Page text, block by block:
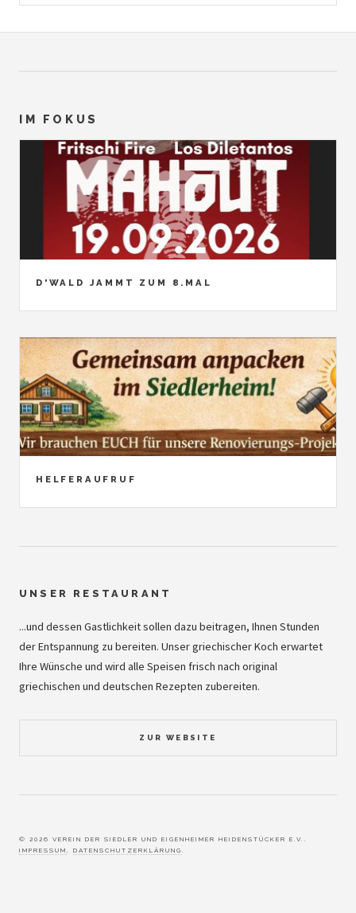
IM FOKUS
D'WALD JAMMT ZUM 8.MAL
HELFERAUFRUF
UNSER RESTAURANT
...und dessen Gastlichkeit sollen dazu beitragen, Ihnen Stunden
der Entspannung zu bereiten. Unser griechischer Koch erwartet
Ihre Wünsche und wird alle Speisen frisch nach original
griechischen und deutschen Rezepten zubereiten.
ZUR WEBSITE
© 2026 VEREIN DER SIEDLER UND EIGENHEIMER HEIDENSTÜCKER E.V..
IMPRESSUM , DATENSCHUTZERKLÄRUNG .